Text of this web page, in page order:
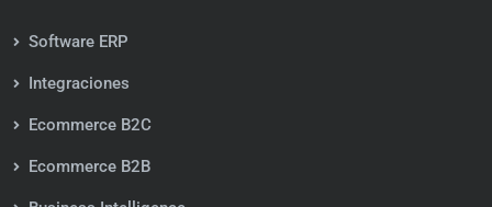
Software ERP
Integraciones
Ecommerce B2C
Ecommerce B2B